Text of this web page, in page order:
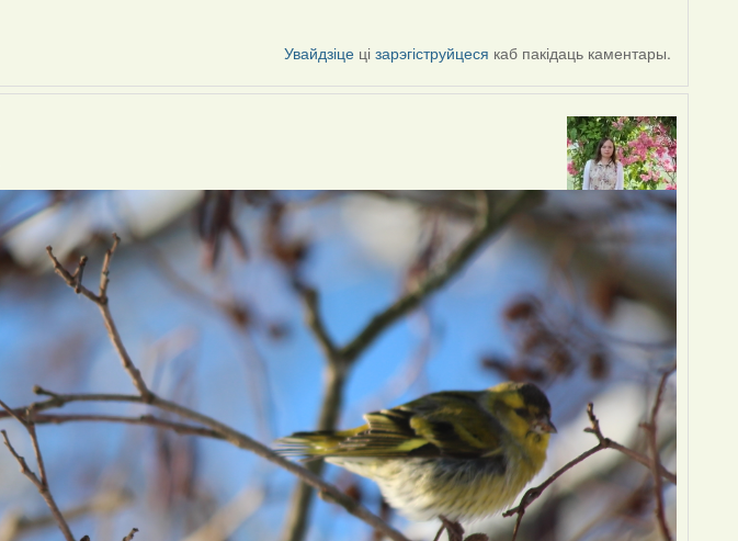
Увайдзіце цізарэгіструйцеся каб пакідаць каментары.